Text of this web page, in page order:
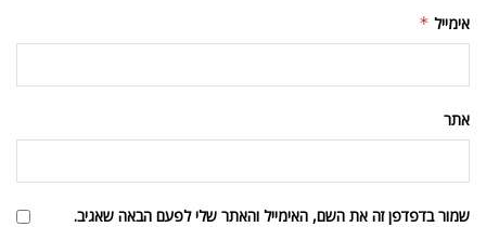
אימייל *
אתר
שמור בדפדפן זה את השם, האימייל והאתר שלי לפעם הבאה שאגיב.